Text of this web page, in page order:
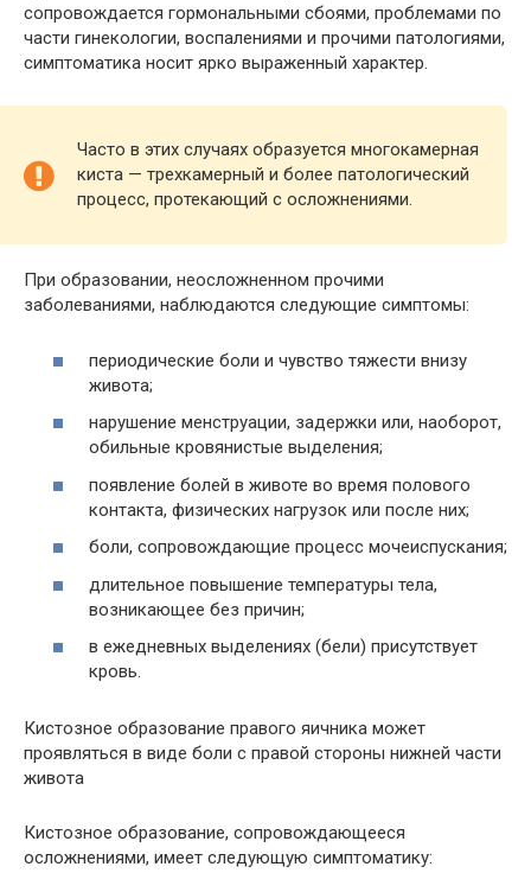
сопровождается гормональными сбоями, проблемами по
части гинекологии, воспалениями и прочими патологиями,
симптоматика носит ярко выраженный характер.
Часто в этих случаях образуется многокамерная
киста — трехкамерный и более патологический
процесс, протекающий с осложнениями.
При образовании, неосложненном прочими
заболеваниями, наблюдаются следующие симптомы:
периодические боли и чувство тяжести внизу
живота;
нарушение менструации, задержки или, наоборот,
обильные кровянистые выделения;
появление болей в животе во время полового
контакта, физических нагрузок или после них;
боли, сопровождающие процесс мочеиспускания;
длительное повышение температуры тела,
возникающее без причин;
в ежедневных выделениях (бели) присутствует
кровь.
Кистозное образование правого яичника может
проявляться в виде боли с правой стороны нижней части
живота
Кистозное образование, сопровождающееся
осложнениями, имеет следующую симптоматику: